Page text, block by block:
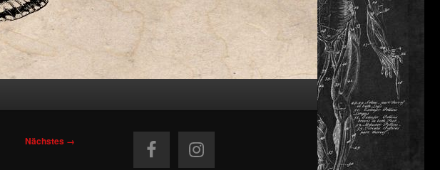
Nächstes →